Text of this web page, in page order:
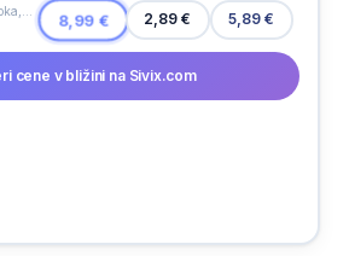
8,99 € 2,89 € 5,89 €
cene v bližini na Sivix.com